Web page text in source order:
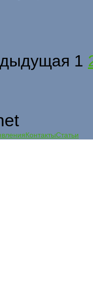
1
КонтактыСтатьи